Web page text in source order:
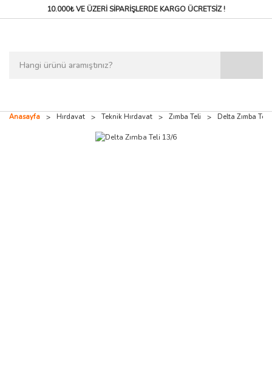
10.000₺ VE ÜZERİ SİPARİŞLERDEKARGO ÜCRETSİZ !
Anasayfa Hırdavat Teknik Hırdavat Zımba Teli Delta Zımba Teli